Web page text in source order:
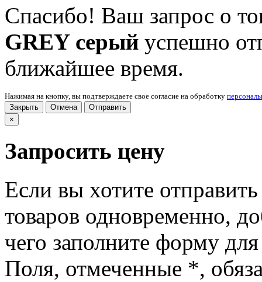
Спасибо! Ваш запрос о
GREY серый успешно
ближайшее время.
Нажимая на кнопку, вы подтверждаете свое согласие на обработку
Закрыть
Отмена
Отправить
×
Запросить цену
Если вы хотите
товаров одновременно,
чего заполните форму
Поля, отмеченные *,